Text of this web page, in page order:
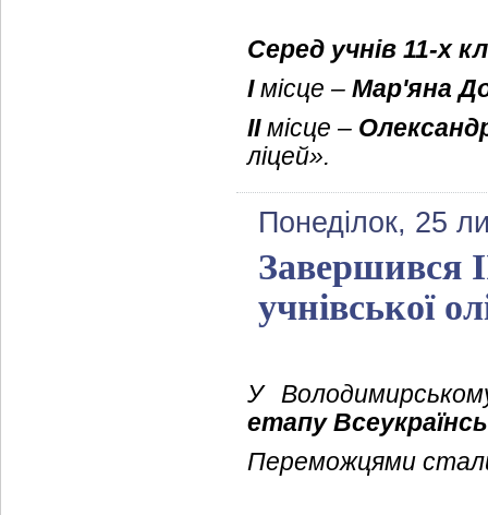
Серед учнів 11-х
Імісце – Мар'яна
ІІмісце –
ліцей».
Понеділок, 25
Завершився
учнівської
У
етапу
Переможцями